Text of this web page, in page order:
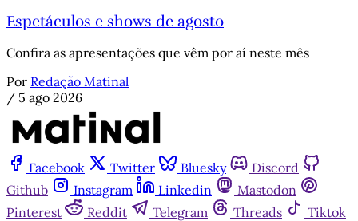
Espetáculos e shows de agosto
Confira as apresentações que vêm por aí neste mês
Por Redação Matinal
/ 5 ago 2026
Facebook Twitter Bluesky
Discord
Github
Instagram Linkedin
Mastodon
Pinterest
Reddit Telegram Threads
Tiktok